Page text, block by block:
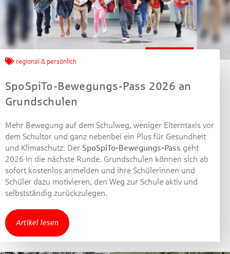
regional & persönlich
SpoSpiTo-Bewegungs-Pass 2026 an
Grundschulen
Mehr Bewegung auf dem Schulweg, weniger Elterntaxis vor
dem Schultor und ganz nebenbei ein Plus für Gesundheit
und Klimaschutz: Der SpoSpiTo-Bewegungs-Pass geht
2026 in die nächste Runde. Grundschulen können sich ab
sofort kostenlos anmelden und ihre Schülerinnen und
Schüler dazu motivieren, den Weg zur Schule aktiv und
selbstständig zurückzulegen.
Artikel lesen